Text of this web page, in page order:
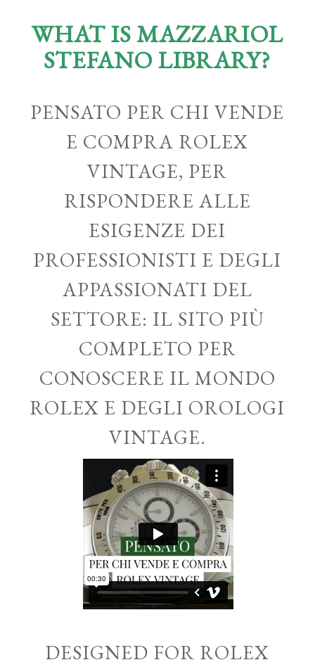
WHAT IS MAZZARIOL
STEFANO LIBRARY?
PENSATO PER CHI VENDE
E COMPRA ROLEX
VINTAGE, PER
RISPONDERE ALLE
ESIGENZE DEI
PROFESSIONISTI E DEGLI
APPASSIONATI DEL
SETTORE: IL SITO PIÙ
COMPLETO PER
CONOSCERE IL MONDO
ROLEX E DEGLI OROLOGI
VINTAGE.
DESIGNED FOR ROLEX